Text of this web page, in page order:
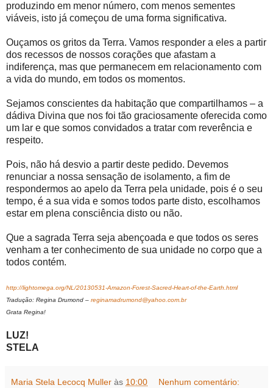
produzindo em menor número, com menos sementes
viáveis, isto já começou de uma forma significativa.
Ouçamos os gritos da Terra. Vamos responder a eles a partir
dos recessos de nossos corações que afastam a
indiferença, mas que permanecem em relacionamento com
a vida do mundo, em todos os momentos.
Sejamos conscientes da habitação que compartilhamos – a
dádiva Divina que nos foi tão graciosamente oferecida como
um lar e que somos convidados a tratar com reverência e
respeito.
Pois, não há desvio a partir deste pedido. Devemos
renunciar a nossa sensação de isolamento, a fim de
respondermos ao apelo da Terra pela unidade, pois é o seu
tempo, é a sua vida e somos todos parte disto, escolhamos
estar em plena consciência disto ou não.
Que a sagrada Terra seja abençoada e que todos os seres
venham a ter conhecimento de sua unidade no corpo que a
todos contém.
http://lightomega.org/NL/20130531-Amazon-Forest-Sacred-Heart-of-the-Earth.html
Tradução: Regina Drumond – reginamadrumond@yahoo.com.br
Grata Regina!
LUZ!
STELA
Maria Stela Lecocq Muller às 10:00 Nenhum comentário: